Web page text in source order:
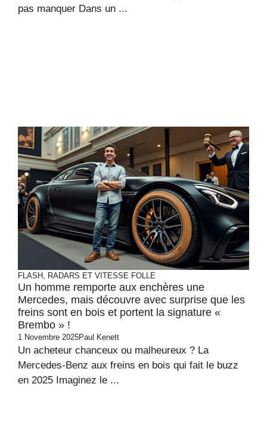
pas manquer Dans un ...
FLASH, RADARS ET VITESSE FOLLE
Un homme remporte aux enchères une
Mercedes, mais découvre avec surprise que les
freins sont en bois et portent la signature «
Brembo » !
1 Novembre 2025Paul Kenett
Un acheteur chanceux ou malheureux ? La
Mercedes-Benz aux freins en bois qui fait le buzz
en 2025 Imaginez le ...